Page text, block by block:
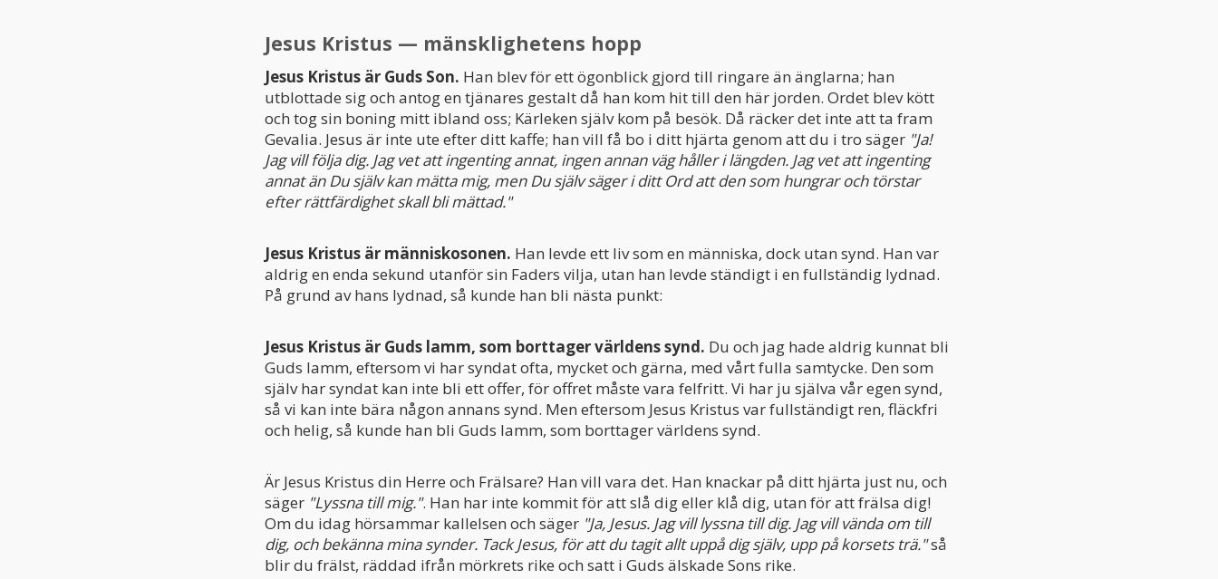
Jesus Kristus — mänsklighetens hopp
Jesus Kristus är Guds Son. Han blev för ett ögonblick gjord till ringare än änglarna; han
utblottade sig och antog en tjänares gestalt då han kom hit till den här jorden. Ordet blev kött
och tog sin boning mitt ibland oss; Kärleken själv kom på besök. Då räcker det inte att ta fram
Gevalia. Jesus är inte ute efter ditt kaffe; han vill få bo i ditt hjärta genom att du i tro säger "Ja!
Jag vill följa dig. Jag vet att ingenting annat, ingen annan väg håller i längden. Jag vet att ingenting
annat än Du själv kan mätta mig, men Du själv säger i ditt Ord att den som hungrar och törstar
efter rättfärdighet skall bli mättad."
Jesus Kristus är människosonen. Han levde ett liv som en människa, dock utan synd. Han var
aldrig en enda sekund utanför sin Faders vilja, utan han levde ständigt i en fullständig lydnad.
På grund av hans lydnad, så kunde han bli nästa punkt:
Jesus Kristus är Guds lamm, som borttager världens synd. Du och jag hade aldrig kunnat bli
Guds lamm, eftersom vi har syndat ofta, mycket och gärna, med vårt fulla samtycke. Den som
själv har syndat kan inte bli ett offer, för offret måste vara felfritt. Vi har ju själva vår egen synd,
så vi kan inte bära någon annans synd. Men eftersom Jesus Kristus var fullständigt ren, fläckfri
och helig, så kunde han bli Guds lamm, som borttager världens synd.
Är Jesus Kristus din Herre och Frälsare? Han vill vara det. Han knackar på ditt hjärta just nu, och
säger "Lyssna till mig.". Han har inte kommit för att slå dig eller klå dig, utan för att frälsa dig!
Om du idag hörsammar kallelsen och säger "Ja, Jesus. Jag vill lyssna till dig. Jag vill vända om till
dig, och bekänna mina synder. Tack Jesus, för att du tagit allt uppå dig själv, upp på korsets trä."så
blir du frälst, räddad ifrån mörkrets rike och satt i Guds älskade Sons rike.